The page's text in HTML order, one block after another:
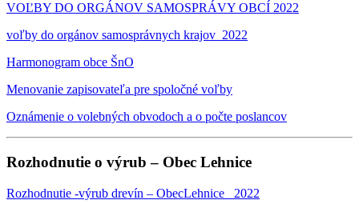
VOĽBY DO ORGÁNOV SAMOSPRÁVY OBCÍ 2022
voľby do orgánov samosprávnych krajov_2022
Harmonogram obce ŠnO
Menovanie zapisovateľa pre spoločné voľby
Oznámenie o volebných obvodoch a o počte poslancov
Rozhodnutie o výrub – Obec Lehnice
Rozhodnutie -výrub drevín – ObecLehnice _2022